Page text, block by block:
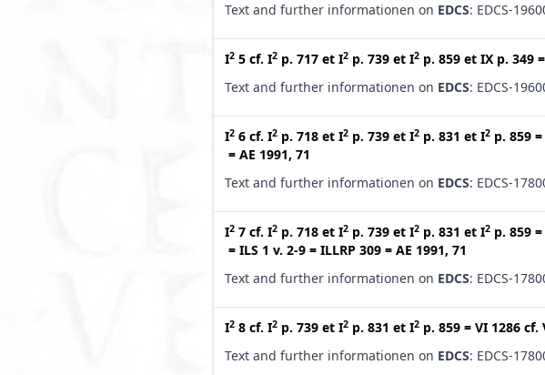
Text and further informationen on EDCS: EDCS-
I2 5 cf. I2 p. 717 et I2 p. 739 et I2 p. 859 et IX p. 349 =
Text and further informationen on EDCS: EDCS-
I2 6 cf. I2 p. 718 et I2 p. 739 et I2 p. 831 et I2 p. 859 =
= AE 1991, 71
Text and further informationen on EDCS: EDCS-
I2 7 cf. I2 p. 718 et I2 p. 739 et I2 p. 831 et I2 p. 859 =
= ILS 1 v. 2-9 = ILLRP 309 = AE 1991, 71
Text and further informationen on EDCS: EDCS-
I2 8 cf. I2 p. 739 et I2 p. 831 et I2 p. 859 = VI 1286 cf.
Text and further informationen on EDCS: EDCS-